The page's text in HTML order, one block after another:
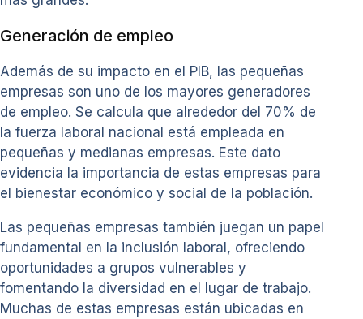
Generación de empleo
Además de su impacto en el PIB, las pequeñas
empresas son uno de los mayores generadores
de empleo. Se calcula que alrededor del 70% de
la fuerza laboral nacional está empleada en
pequeñas y medianas empresas. Este dato
evidencia la importancia de estas empresas para
el bienestar económico y social de la población.
Las pequeñas empresas también juegan un papel
fundamental en la inclusión laboral, ofreciendo
oportunidades a grupos vulnerables y
fomentando la diversidad en el lugar de trabajo.
Muchas de estas empresas están ubicadas en